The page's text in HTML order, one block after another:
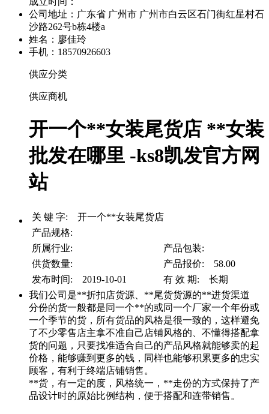
公司地址： 广东省 广州市 广州市白云区石门街红星村石
沙路262号b栋4楼a
姓名：廖佳玲
手机：18570926603
供应分类
供应商机
开一个**女装尾货店 **女装
批发在哪里 -ks8凯发官方网
站
关 键 字: 开一个**女装尾货店
产品规格:
所属行业:
产品包装:
供货数量:
产品报价: 58.00
发布时间: 2019-10-01
有 效 期: 长期
我们公司是**折扣店货源、**尾货货源的**进货渠道
分份的货一般都是同一个**的或同一个厂家一个年份或
一个季节的货，所有货品的风格是很一致的，这样避免
了不少零售店主拿不准自己店铺风格的、不懂得搭配拿
货的问题，只要找准适合自己的产品风格就能够卖的起
价格，能够赚到更多的钱，同样也能够积累更多的忠实
顾客，有利于终端店铺销售。
**货，有一定的度，风格统一，**走份的方式保持了产
品设计时的原始比例结构，便于搭配和连带销售。